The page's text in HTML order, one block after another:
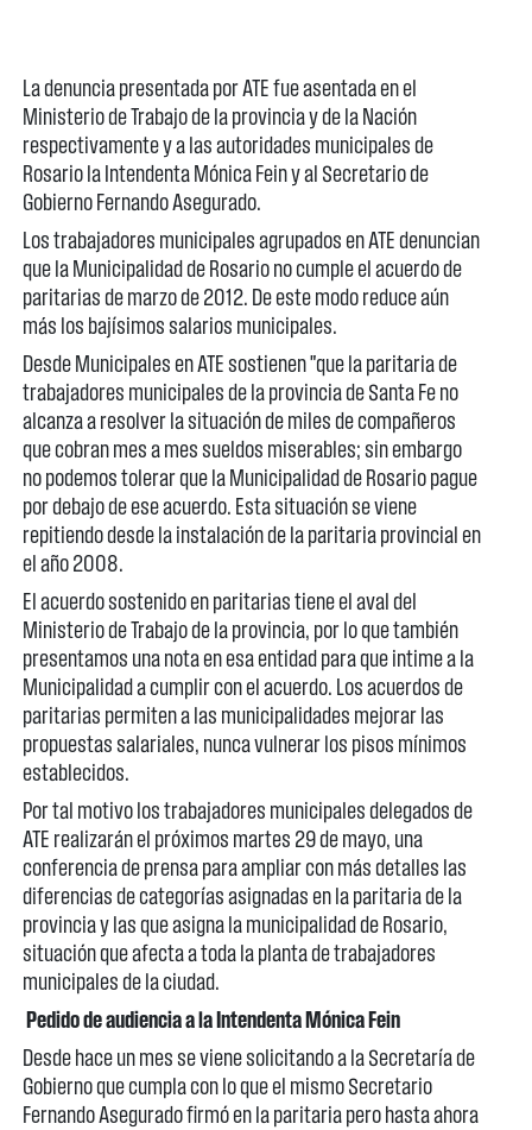
La denuncia presentada por ATE fue asentada en el
Ministerio de Trabajo de la provincia y de la Nación
respectivamente y a las autoridades municipales de
Rosario la Intendenta Mónica Fein y al Secretario de
Gobierno Fernando Asegurado.
Los trabajadores municipales agrupados en ATE denuncian
que la Municipalidad de Rosario no cumple el acuerdo de
paritarias de marzo de 2012. De este modo reduce aún
más los bajísimos salarios municipales.
Desde Municipales en ATE sostienen "que la paritaria de
trabajadores municipales de la provincia de Santa Fe no
alcanza a resolver la situación de miles de compañeros
que cobran mes a mes sueldos miserables; sin embargo
no podemos tolerar que la Municipalidad de Rosario pague
por debajo de ese acuerdo. Esta situación se viene
repitiendo desde la instalación de la paritaria provincial en
el año 2008.
El acuerdo sostenido en paritarias tiene el aval del
Ministerio de Trabajo de la provincia, por lo que también
presentamos una nota en esa entidad para que intime a la
Municipalidad a cumplir con el acuerdo. Los acuerdos de
paritarias permiten a las municipalidades mejorar las
propuestas salariales, nunca vulnerar los pisos mínimos
establecidos.
Por tal motivo los trabajadores municipales delegados de
ATE realizarán el próximos martes 29 de mayo, una
conferencia de prensa para ampliar con más detalles las
diferencias de categorías asignadas en la paritaria de la
provincia y las que asigna la municipalidad de Rosario,
situación que afecta a toda la planta de trabajadores
municipales de la ciudad.
Pedido de audiencia a la Intendenta Mónica Fein
Desde hace un mes se viene solicitando a la Secretaría de
Gobierno que cumpla con lo que el mismo Secretario
Fernando Asegurado firmó en la paritaria pero hasta ahora